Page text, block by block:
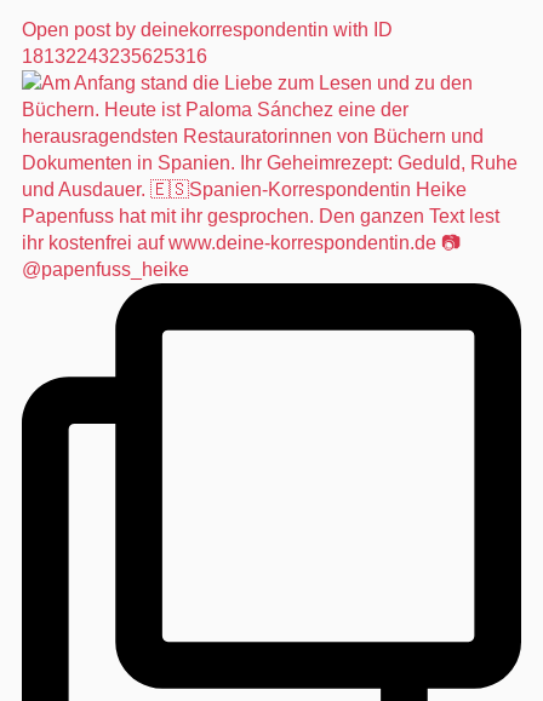
Open post by deinekorrespondentin with ID
18132243235625316